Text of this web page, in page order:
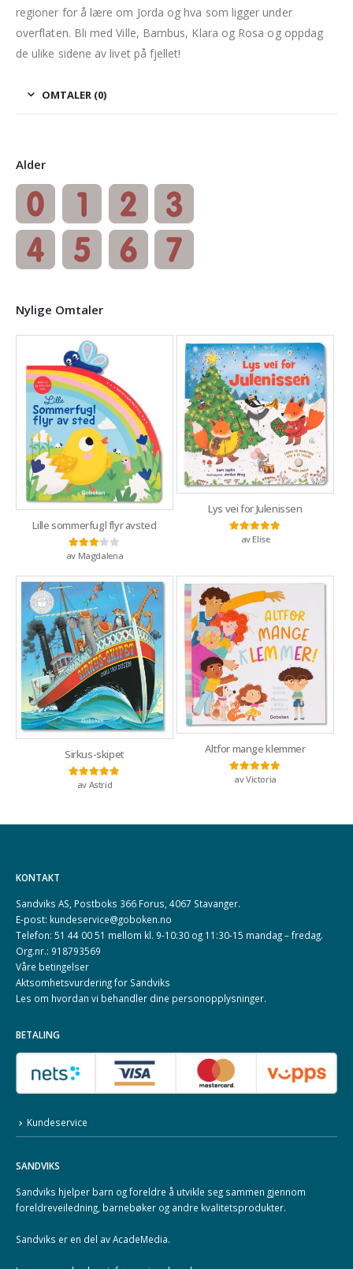
regioner for å lære om Jorda og hva som ligger under
overflaten. Bli med Ville, Bambus, Klara og Rosa og oppdag
de ulike sidene av livet på fjellet!
OMTALER (0)
Alder
Nylige Omtaler
Lille sommerfugl flyr avsted
Vurdert3av 5
av Magdalena
Lys vei for Julenissen
Vurdert5
av Elise
Sirkus-skipet
Vurdert5
av Astrid
Altfor mange klemmer
Vurdert5av 5
av Victoria
KONTAKT
Sandviks AS, Postboks 366 Forus, 4067 Stavanger.
E-post: kundeservice@goboken.no
Telefon: 51 44 00 51 mellom kl. 9-10:30 og 11:30-15 mandag – fredag.
Org.nr.: 918793569
Våre betingelser
Aktsomhetsvurdering for Sandviks
Les om hvordan vi behandler dine personopplysninger.
BETALING
Kundeservice
SANDVIKS
Sandviks hjelper barn og foreldre å utvikle seg sammen gjennom
foreldreveiledning, barnebøker og andre kvalitetsprodukter.
Sandviks er en del avAcadeMedia.